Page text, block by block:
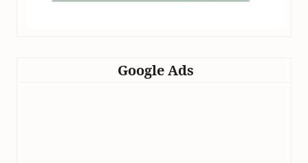
Google Ads